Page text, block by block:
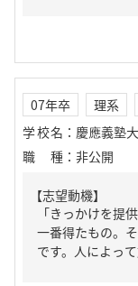
07年卒 理系
学校名 ： 慶應義塾
職種 ： 非公開
【志望動機】
「きっかけを提
一番得たもの。
です。人によっ